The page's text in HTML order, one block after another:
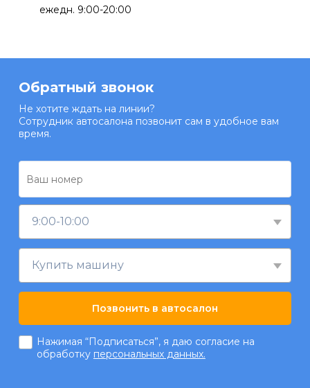
ежедн. 9:00-20:00
Обратный звонок
Не хотите ждать на линии?
Сотрудник автосалона позвонит сам в удобное вам
время.
9:00-10:00
Купить машину
Позвонить в автосалон
Нажимая “Подписаться”, я даю согласие на
обработку персональных данных.